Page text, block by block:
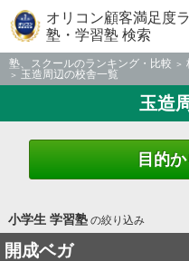
オリコン顧客満足度
塾・学習塾 検索
塾、スクールのランキング・比較
玉造周辺の校舎一覧
玉造
目的
小学生 学習塾の絞り込み
開成ベガ